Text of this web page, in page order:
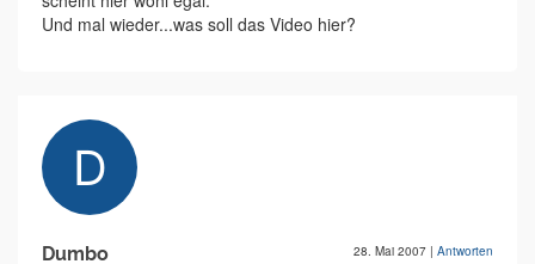
Und mal wieder...was soll das Video hier?
Dumbo 28. Mai 2007 | Antworten